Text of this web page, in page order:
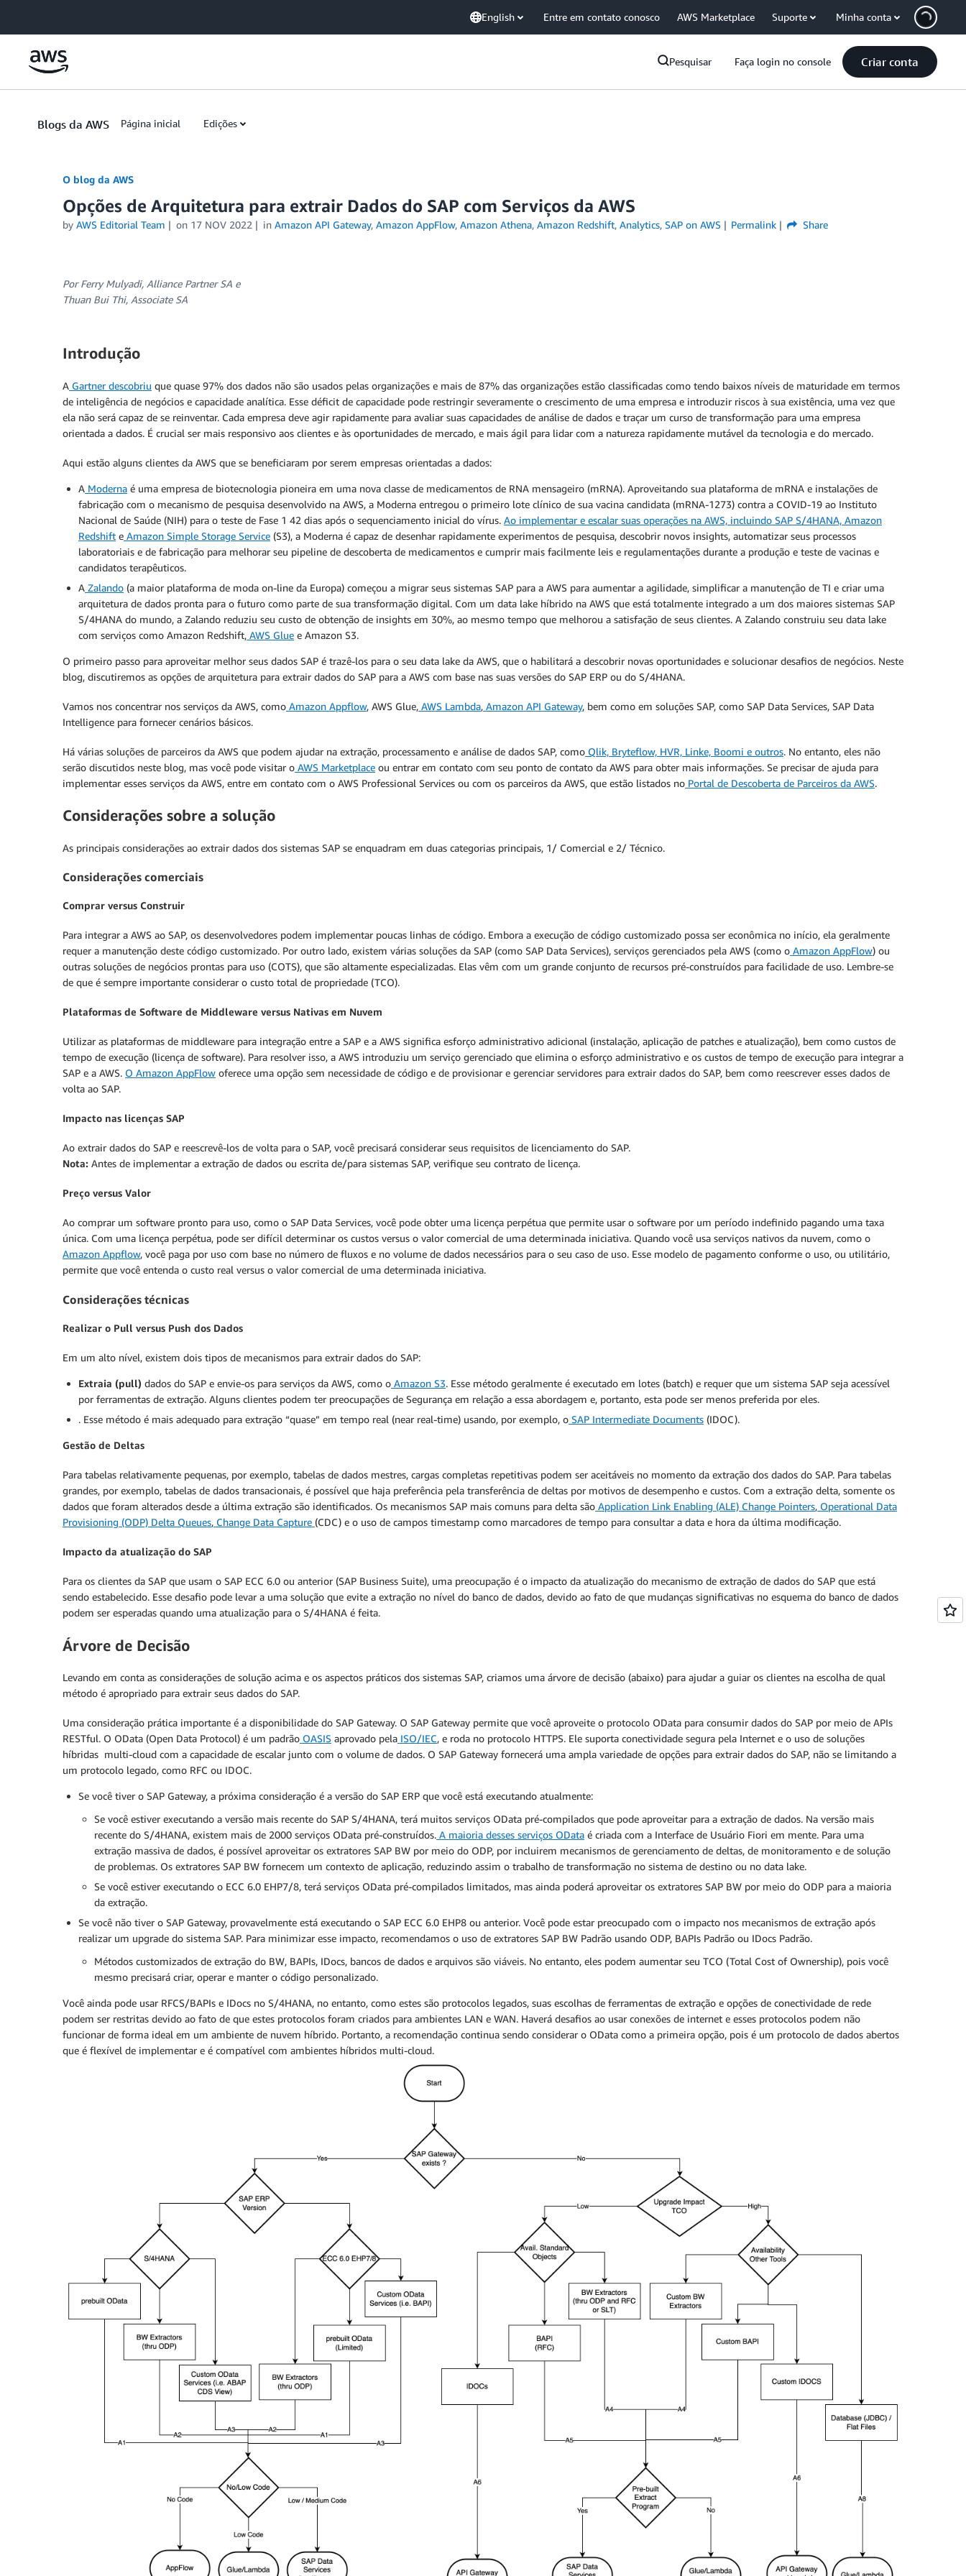
English Entre em contato conosco AWS Marketplace Suporte Minha conta
Pesquisar Faça login no console Criar conta
Blogs da AWS Página inicial Edições
O blog da AWS
Opções de Arquitetura para extrair Dados do SAP com Serviços da AWS
by AWS Editorial Team on 17 NOV 2022 in Amazon API Gateway, Amazon AppFlow, Amazon Athena, Amazon Redshift, Analytics, SAP on AWS Permalink Share
Por Ferry Mulyadi, Alliance Partner SA e
Thuan Bui Thi, Associate SA
Introdução
A Gartner descobriu que quase 97% dos dados não são usados pelas organizações e mais de 87% das organizações estão classificadas como tendo baixos níveis de maturidade em termos
de inteligência de negócios e capacidade analítica. Esse déficit de capacidade pode restringir severamente o crescimento de uma empresa e introduzir riscos à sua existência, uma vez que
ela não será capaz de se reinventar. Cada empresa deve agir rapidamente para avaliar suas capacidades de análise de dados e traçar um curso de transformação para uma empresa
orientada a dados. É crucial ser mais responsivo aos clientes e às oportunidades de mercado, e mais ágil para lidar com a natureza rapidamente mutável da tecnologia e do mercado.
Aqui estão alguns clientes da AWS que se beneficiaram por serem empresas orientadas a dados:
A Moderna é uma empresa de biotecnologia pioneira em uma nova classe de medicamentos de RNA mensageiro (mRNA). Aproveitando sua plataforma de mRNA e instalações de
fabricação com o mecanismo de pesquisa desenvolvido na AWS, a Moderna entregou o primeiro lote clínico de sua vacina candidata (mRNA-1273) contra a COVID-19 ao Instituto
Nacional de Saúde (NIH) para o teste de Fase 1 42 dias após o sequenciamento inicial do vírus. Ao implementar e escalar suas operações na AWS, incluindo SAP S/4HANA, Amazon
Redshift e Amazon Simple Storage Service (S3), a Moderna é capaz de desenhar rapidamente experimentos de pesquisa, descobrir novos insights, automatizar seus processos
laboratoriais e de fabricação para melhorar seu pipeline de descoberta de medicamentos e cumprir mais facilmente leis e regulamentações durante a produção e teste de vacinas e
candidatos terapêuticos.
A Zalando (a maior plataforma de moda on-line da Europa) começou a migrar seus sistemas SAP para a AWS para aumentar a agilidade, simplificar a manutenção de TI e criar uma
arquitetura de dados pronta para o futuro como parte de sua transformação digital. Com um data lake híbrido na AWS que está totalmente integrado a um dos maiores sistemas SAP
S/4HANA do mundo, a Zalando reduziu seu custo de obtenção de insights em 30%, ao mesmo tempo que melhorou a satisfação de seus clientes. A Zalando construiu seu data lake
com serviços como Amazon Redshift, AWS Glue e Amazon S3.
O primeiro passo para aproveitar melhor seus dados SAP é trazê-los para o seu data lake da AWS, que o habilitará a descobrir novas oportunidades e solucionar desafios de negócios. Neste
blog, discutiremos as opções de arquitetura para extrair dados do SAP para a AWS com base nas suas versões do SAP ERP ou do S/4HANA.
Vamos nos concentrar nos serviços da AWS, como Amazon Appflow, AWS Glue, AWS Lambda, Amazon API Gateway, bem como em soluções SAP, como SAP Data Services, SAP Data
Intelligence para fornecer cenários básicos.
Há várias soluções de parceiros da AWS que podem ajudar na extração, processamento e análise de dados SAP, como Qlik, Bryteflow, HVR, Linke, Boomi e outros. No entanto, eles não
serão discutidos neste blog, mas você pode visitar o AWS Marketplace ou entrar em contato com seu ponto de contato da AWS para obter mais informações. Se precisar de ajuda para
implementar esses serviços da AWS, entre em contato com o AWS Professional Services ou com os parceiros da AWS, que estão listados no Portal de Descoberta de Parceiros da AWS.
Considerações sobre a solução
As principais considerações ao extrair dados dos sistemas SAP se enquadram em duas categorias principais, 1/ Comercial e 2/ Técnico.
Considerações comerciais
Comprar versus Construir
Para integrar a AWS ao SAP, os desenvolvedores podem implementar poucas linhas de código. Embora a execução de código customizado possa ser econômica no início, ela geralmente
requer a manutenção deste código customizado. Por outro lado, existem várias soluções da SAP (como SAP Data Services), serviços gerenciados pela AWS (como o Amazon AppFlow) ou
outras soluções de negócios prontas para uso (COTS), que são altamente especializadas. Elas vêm com um grande conjunto de recursos pré-construídos para facilidade de uso. Lembre-se
de que é sempre importante considerar o custo total de propriedade (TCO).
Plataformas de Software de Middleware versus Nativas em Nuvem
Utilizar as plataformas de middleware para integração entre a SAP e a AWS significa esforço administrativo adicional (instalação, aplicação de patches e atualização), bem como custos de
tempo de execução (licença de software). Para resolver isso, a AWS introduziu um serviço gerenciado que elimina o esforço administrativo e os custos de tempo de execução para integrar a
SAP e a AWS. O Amazon AppFlow oferece uma opção sem necessidade de código e de provisionar e gerenciar servidores para extrair dados do SAP, bem como reescrever esses dados de
volta ao SAP.
Impacto nas licenças SAP
Ao extrair dados do SAP e reescrevê-los de volta para o SAP, você precisará considerar seus requisitos de licenciamento do SAP.
Nota: Antes de implementar a extração de dados ou escrita de/para sistemas SAP, verifique seu contrato de licença.
Preço versus Valor
Ao comprar um software pronto para uso, como o SAP Data Services, você pode obter uma licença perpétua que permite usar o software por um período indefinido pagando uma taxa
única. Com uma licença perpétua, pode ser difícil determinar os custos versus o valor comercial de uma determinada iniciativa. Quando você usa serviços nativos da nuvem, como o
Amazon Appflow, você paga por uso com base no número de fluxos e no volume de dados necessários para o seu caso de uso. Esse modelo de pagamento conforme o uso, ou utilitário,
permite que você entenda o custo real versus o valor comercial de uma determinada iniciativa.
Considerações técnicas
Realizar o Pull versus Push dos Dados
Em um alto nível, existem dois tipos de mecanismos para extrair dados do SAP:
Extraia (pull) dados do SAP e envie-os para serviços da AWS, como o Amazon S3. Esse método geralmente é executado em lotes (batch) e requer que um sistema SAP seja acessível
por ferramentas de extração. Alguns clientes podem ter preocupações de Segurança em relação a essa abordagem e, portanto, esta pode ser menos preferida por eles.
. Esse método é mais adequado para extração “quase” em tempo real (near real-time) usando, por exemplo, o SAP Intermediate Documents (IDOC).
Gestão de Deltas
Para tabelas relativamente pequenas, por exemplo, tabelas de dados mestres, cargas completas repetitivas podem ser aceitáveis no momento da extração dos dados do SAP. Para tabelas
grandes, por exemplo, tabelas de dados transacionais, é possível que haja preferência pela transferência de deltas por motivos de desempenho e custos. Com a extração delta, somente os
dados que foram alterados desde a última extração são identificados. Os mecanismos SAP mais comuns para delta são Application Link Enabling (ALE) Change Pointers, Operational Data
Provisioning (ODP) Delta Queues, Change Data Capture (CDC) e o uso de campos timestamp como marcadores de tempo para consultar a data e hora da última modificação.
Impacto da atualização do SAP
Para os clientes da SAP que usam o SAP ECC 6.0 ou anterior (SAP Business Suite), uma preocupação é o impacto da atualização do mecanismo de extração de dados do SAP que está
sendo estabelecido. Esse desafio pode levar a uma solução que evite a extração no nível do banco de dados, devido ao fato de que mudanças significativas no esquema do banco de dados
podem ser esperadas quando uma atualização para o S/4HANA é feita.
Árvore de Decisão
Levando em conta as considerações de solução acima e os aspectos práticos dos sistemas SAP, criamos uma árvore de decisão (abaixo) para ajudar a guiar os clientes na escolha de qual
método é apropriado para extrair seus dados do SAP.
Uma consideração prática importante é a disponibilidade do SAP Gateway. O SAP Gateway permite que você aproveite o protocolo OData para consumir dados do SAP por meio de APIs
RESTful. O OData (Open Data Protocol) é um padrão OASIS aprovado pela ISO/IEC, e roda no protocolo HTTPS. Ele suporta conectividade segura pela Internet e o uso de soluções
híbridas multi-cloud com a capacidade de escalar junto com o volume de dados. O SAP Gateway fornecerá uma ampla variedade de opções para extrair dados do SAP, não se limitando a
um protocolo legado, como RFC ou IDOC.
Se você tiver o SAP Gateway, a próxima consideração é a versão do SAP ERP que você está executando atualmente:
Se você estiver executando a versão mais recente do SAP S/4HANA, terá muitos serviços OData pré-compilados que pode aproveitar para a extração de dados. Na versão mais
recente do S/4HANA, existem mais de 2000 serviços OData pré-construídos. A maioria desses serviços OData é criada com a Interface de Usuário Fiori em mente. Para uma
extração massiva de dados, é possível aproveitar os extratores SAP BW por meio do ODP, por incluirem mecanismos de gerenciamento de deltas, de monitoramento e de solução
de problemas. Os extratores SAP BW fornecem um contexto de aplicação, reduzindo assim o trabalho de transformação no sistema de destino ou no data lake.
Se você estiver executando o ECC 6.0 EHP7/8, terá serviços OData pré-compilados limitados, mas ainda poderá aproveitar os extratores SAP BW por meio do ODP para a maioria
da extração.
Se você não tiver o SAP Gateway, provavelmente está executando o SAP ECC 6.0 EHP8 ou anterior. Você pode estar preocupado com o impacto nos mecanismos de extração após
realizar um upgrade do sistema SAP. Para minimizar esse impacto, recomendamos o uso de extratores SAP BW Padrão usando ODP, BAPIs Padrão ou IDocs Padrão.
Métodos customizados de extração do BW, BAPIs, IDocs, bancos de dados e arquivos são viáveis. No entanto, eles podem aumentar seu TCO (Total Cost of Ownership), pois você
mesmo precisará criar, operar e manter o código personalizado.
Você ainda pode usar RFCS/BAPIs e IDocs no S/4HANA, no entanto, como estes são protocolos legados, suas escolhas de ferramentas de extração e opções de conectividade de rede
podem ser restritas devido ao fato de que estes protocolos foram criados para ambientes LAN e WAN. Haverá desafios ao usar conexões de internet e esses protocolos podem não
funcionar de forma ideal em um ambiente de nuvem híbrido. Portanto, a recomendação continua sendo considerar o OData como a primeira opção, pois é um protocolo de dados abertos
que é flexível de implementar e é compatível com ambientes híbridos multi-cloud.